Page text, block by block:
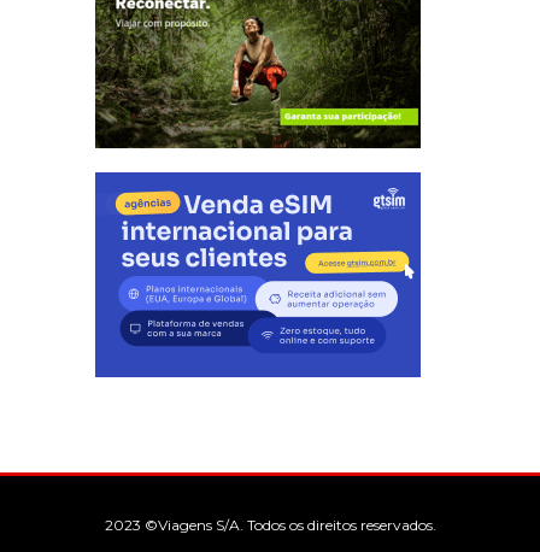
2023 ©Viagens S/A. Todos os direitos reservados.